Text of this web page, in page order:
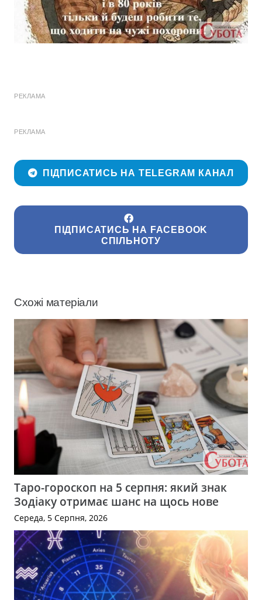
РЕКЛАМА
РЕКЛАМА
ПІДПИСАТИСЬ НА TELEGRAM КАНАЛ
ПІДПИСАТИСЬ НА FACEBOOK
СПІЛЬНОТУ
Схожі матеріали
Таро-гороскоп на 5 серпня: який знак
Зодіаку отримає шанс на щось нове
Середа, 5 Серпня, 2026